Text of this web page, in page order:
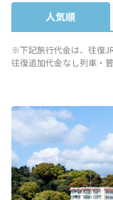
人気順
※下記旅行代金は、往復
往復追加代金なし列車・